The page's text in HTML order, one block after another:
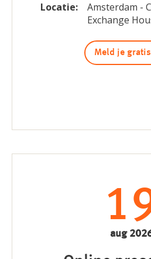
Locatie:
Amsterdam -
Exchange
Meld je
aug